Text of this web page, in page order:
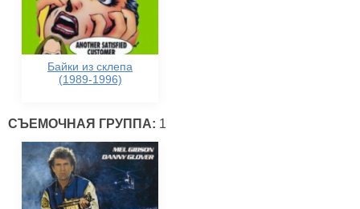
Байки из склепа
(1989-1996)
СЪЕМОЧНАЯ ГРУППА: 1